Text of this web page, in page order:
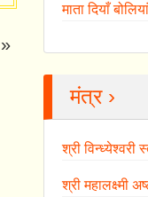
माता दियाँ
मंत्र ›
श्री विन्ध्येश्वरी
श्री महालक्ष्मी